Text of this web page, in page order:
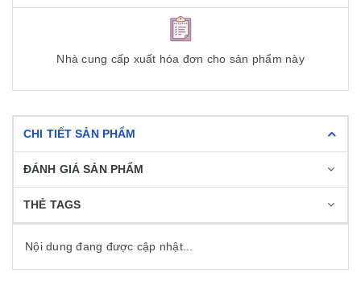
Nhà cung cấp xuất hóa đơn cho sản phẩm này
CHI TIẾT SẢN PHẨM
ĐÁNH GIÁ SẢN PHẨM
THẺ TAGS
Nội dung đang được cập nhật...